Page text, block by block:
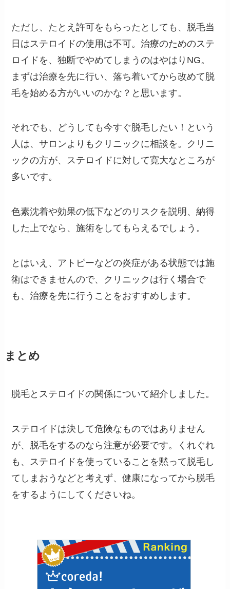
ただし、たとえ許可をもらったとしても、脱毛当
日はステロイドの使用は不可。治療のためのステ
ロイドを、独断でやめてしまうのはやはりNG。
まずは治療を先に行い、落ち着いてから改めて脱
毛を始める方がいいのかな？と思います。
それでも、どうしても今すぐ脱毛したい！という
人は、サロンよりもクリニックに相談を。クリニ
ックの方が、ステロイドに対して寛大なところが
多いです。
色素沈着や効果の低下などのリスクを説明、納得
した上でなら、施術をしてもらえるでしょう。
とはいえ、アトピーなどの炎症がある状態では施
術はできませんので、クリニックは行く場合で
も、治療を先に行うことをおすすめします。
まとめ
脱毛とステロイドの関係について紹介しました。
ステロイドは決して危険なものではありません
が、脱毛をするのなら注意が必要です。くれぐれ
も、ステロイドを使っていることを黙って脱毛し
てしまおうなどと考えず、健康になってから脱毛
をするようにしてくださいね。